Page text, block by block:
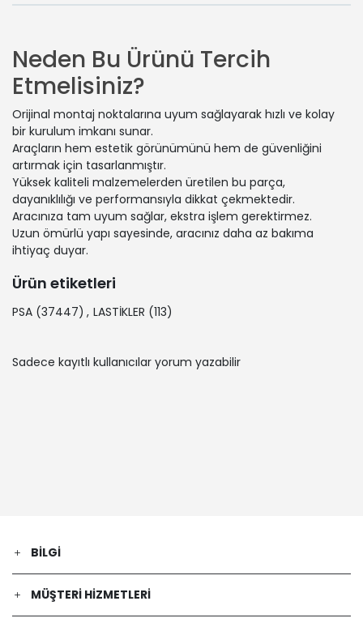
Neden Bu Ürünü Tercih
Etmelisiniz?
Orijinal montaj noktalarına uyum sağlayarak hızlı ve kolay
bir kurulum imkanı sunar.
Araçların hem estetik görünümünü hem de güvenliğini
artırmak için tasarlanmıştır.
Yüksek kaliteli malzemelerden üretilen bu parça,
dayanıklılığı ve performansıyla dikkat çekmektedir.
Aracınıza tam uyum sağlar, ekstra işlem gerektirmez.
Uzun ömürlü yapı sayesinde, aracınız daha az bakıma
ihtiyaç duyar.
Ürün etiketleri
PSA (37447) , LASTİKLER (113)
Sadece kayıtlı kullanıcılar yorum yazabilir
BILGI
MÜŞTERI HIZMETLERI